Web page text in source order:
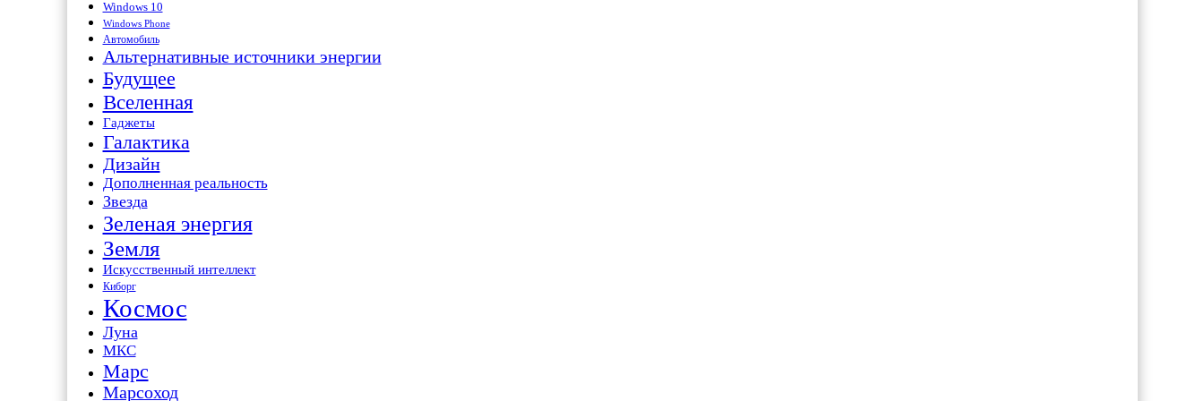
Windows 10
Windows Phone
Автомобиль
Альтернативные источники энергии
Будущее
Вселенная
Гаджеты
Галактика
Дизайн
Дополненная реальность
Звезда
Зеленая энергия
Земля
Искусственный интеллект
Киборг
Космос
Луна
МКС
Марс
Марсоход